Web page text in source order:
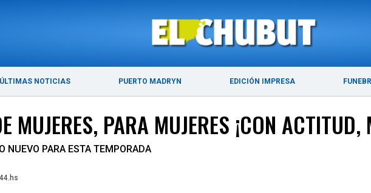
ÚLTIMAS NOTICIAS PUERTO MADRYN EDICIÓN IMPRESA
ÚLTIMAS NOTICIAS PUERTO MADRYN
MUJERES, PARA MUJERES ¡CON
NUEVO PARA ESTA TEMPORADA